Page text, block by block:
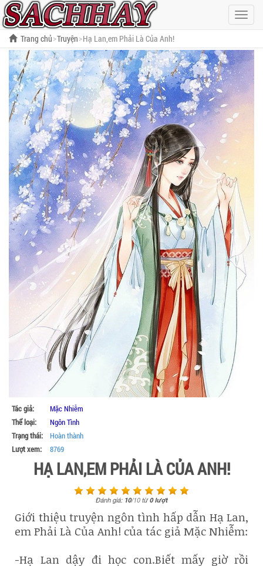
Hiện
menu
Trang chủ Truyện Hạ Lan,em Phải Là Của Anh!
Tác giả:
Mặc Nhiễm
Thể loại:
Ngôn Tình
Trạng thái:
Hoàn thành
Lượt xem:
8769
HẠ LAN,EM PHẢI LÀ CỦA ANH!
Đánh giá: 10/10từ0lượt
Giới thiệu truyện ngôn tình hấp dẫn Hạ Lan,
em Phải Là Của Anh! của tác giả Mặc Nhiễm:
-Hạ Lan dậy đi học con.Biết mấy giờ rồi